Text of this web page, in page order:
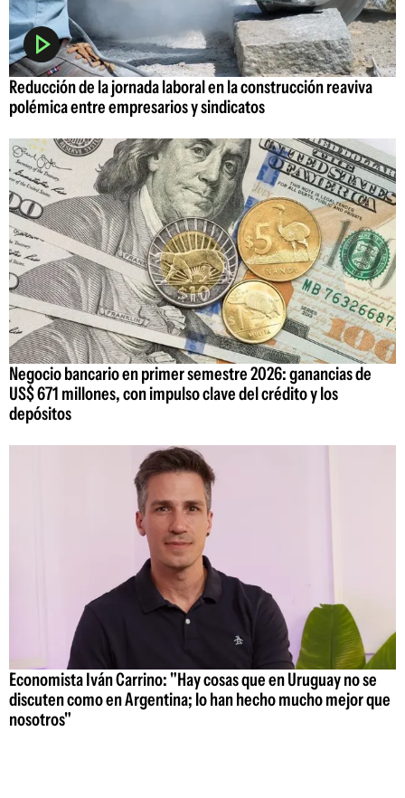
Reducción de la jornada laboral en la construcción reaviva
polémica entre empresarios y sindicatos
Negocio bancario en primer semestre 2026: ganancias de
US$ 671 millones, con impulso clave del crédito y los
depósitos
Economista Iván Carrino: "Hay cosas que en Uruguay no se
discuten como en Argentina; lo han hecho mucho mejor que
nosotros"